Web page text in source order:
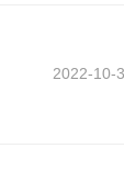
2022-10-